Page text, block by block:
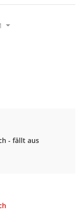
- fällt aus